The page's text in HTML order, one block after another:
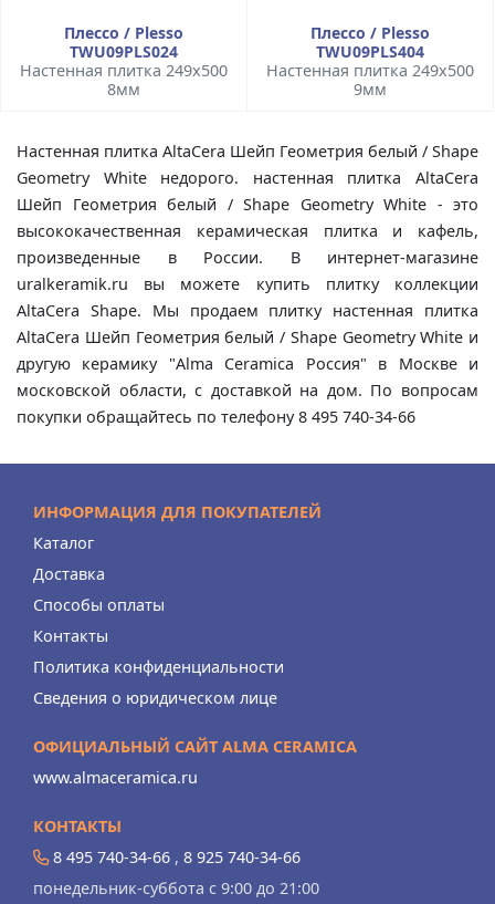
Плессо / Plesso
TWU09PLS024
Настенная плитка 249x500
8мм
Плессо / Plesso
TWU09PLS404
Настенная плитка 249x500
9мм
Настенная плитка AltaCera Шейп Геометрия белый / Shape
Geometry White недорого. настенная плитка AltaCera
Шейп Геометрия белый / Shape Geometry White - это
высококачественная керамическая плитка и кафель,
произведенные в России. В интернет-магазине
uralkeramik.ru вы можете купить плитку коллекции
AltaCera Shape. Мы продаем плитку настенная плитка
AltaCera Шейп Геометрия белый / Shape Geometry White и
другую керамику "Alma Ceramica Россия" в Москве и
московской области, с доставкой на дом. По вопросам
покупки обращайтесь по телефону 8 495 740-34-66
ИНФОРМАЦИЯ ДЛЯ ПОКУПАТЕЛЕЙ
Каталог
Доставка
Способы оплаты
Контакты
Политика конфиденциальности
Сведения о юридическом лице
ОФИЦИАЛЬНЫЙ САЙТ ALMA CERAMICA
www.almaceramica.ru
КОНТАКТЫ
8 495 740-34-66 , 8 925 740-34-66
понедельник-суббота с 9:00 до 21:00